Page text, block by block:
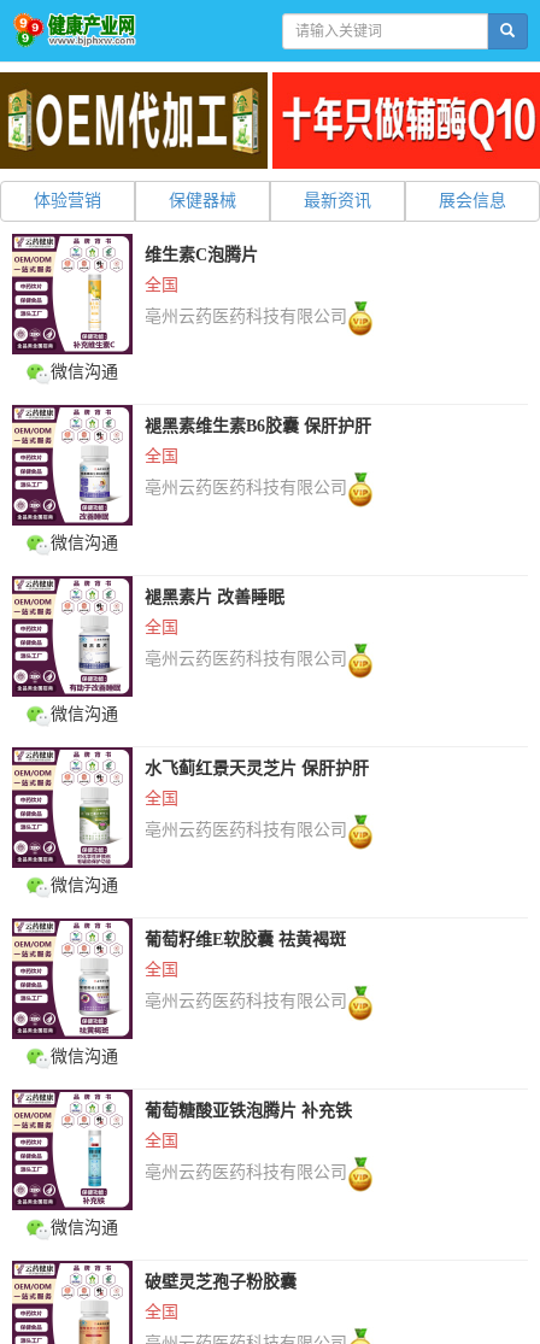
体验营销 保健器械 最新资讯 展会信息
微信沟通
维生素C泡腾片
全国
亳州云药医药科技有限公司
微信沟通
褪黑素维生素B6胶囊 保肝护肝
全国
亳州云药医药科技有限公司
微信沟通
褪黑素片 改善睡眠
全国
亳州云药医药科技有限公司
微信沟通
水飞蓟红景天灵芝片 保肝护肝
全国
亳州云药医药科技有限公司
微信沟通
葡萄籽维E软胶囊 祛黄褐斑
全国
亳州云药医药科技有限公司
微信沟通
葡萄糖酸亚铁泡腾片 补充铁
全国
亳州云药医药科技有限公司
破壁灵芝孢子粉胶囊
全国